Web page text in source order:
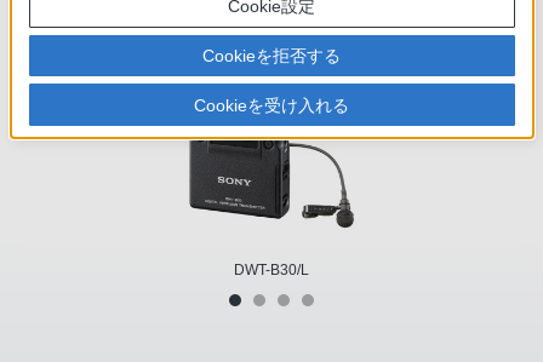
DWT-B30/L
Cookie設定
Cookieを拒否する
Cookieを受け入れる